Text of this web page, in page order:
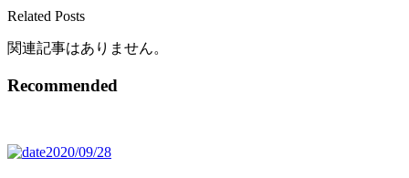
Related Posts
関連記事はありません。
Recommended
2020/09/28